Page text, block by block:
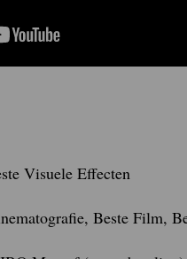
Visuele Effecten
Beste Film,